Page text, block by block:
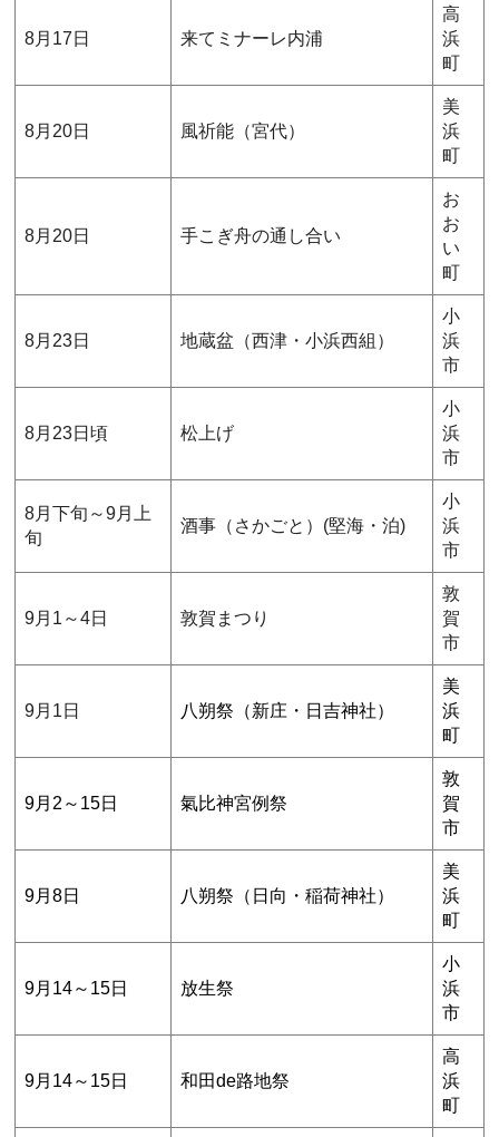
8月17日 来てミナーレ内浦
高
浜
町
8月20日 風祈能（宮代）
美
浜
町
8月20日 手こぎ舟の通し合い
お
お
い
町
8月23日 地蔵盆（西津・小浜西組）
小
浜
市
8月23日頃 松上げ
小
浜
市
8月下旬～9月上
旬
酒事（さかごと）(堅海・泊)
小
浜
市
9月1～4日 敦賀まつり
敦
賀
市
9月1日 八朔祭（新庄・日吉神社）
美
浜
町
9月2～15日 氣比神宮例祭
敦
賀
市
9月8日 八朔祭（日向・稲荷神社）
美
浜
町
9月14～15日 放生祭
小
浜
市
9月14～15日 和田de路地祭
高
浜
町